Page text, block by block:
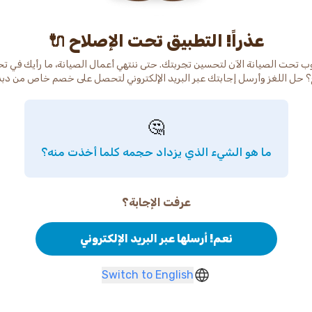
عذراً! التطبيق تحت الإصلاح 🔌
تحت الصيانة الآن لتحسين تجربتك. حتى ننتهي أعمال الصيانة، ما رأيك في
حل اللغز وأرسل إجابتك عبر البريد الإلكتروني لتحصل على خصم خاص من
🤔
ما هو الشيء الذي يزداد حجمه كلما أخذت منه؟
عرفت الإجابة؟
نعم! أرسلها عبر البريد الإلكتروني
Switch to English